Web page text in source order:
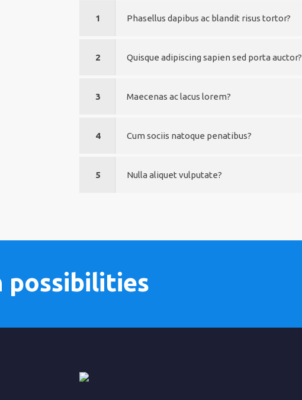
1 Phasellus dapibus ac blandit risus tortor?
2 Quisque adipiscing sapien sed porta auctor?
3 Maecenas ac lacus lorem?
4 Cum sociis natoque penatibus?
5 Nulla aliquet vulputate?
possibilities